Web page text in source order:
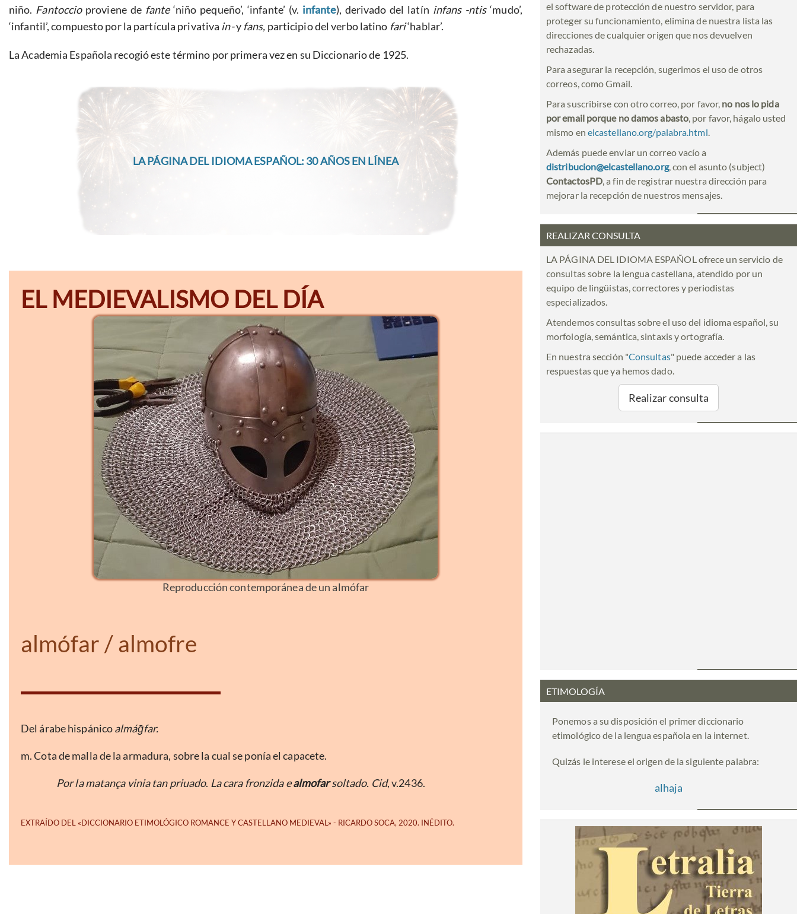
niño. Fantoccioproviene de fante‘niño pequeño’, ‘infante’ (v. infante), derivado del latín infans -ntis‘mudo’,
‘infantil’, compuesto por la partícula privativa in-y fans, participio del verbo latino fari‘hablar’.
La Academia Española recogió este término por primera vez en su Diccionario de 1925.
LA PÁGINA DEL IDIOMA ESPAÑOL: 30 AÑOS EN LÍNEA
EL MEDIEVALISMO DEL DÍA
Reproducción contemporánea de un almófar
almófar / almofre
Del árabe hispánicoalmáḡfar.
m. Cota de malla de la armadura, sobre la cual se ponía el capacete.
Por la matança vinia tan priuado. La cara fronzida ealmofarsoltado. Cid, v.2436.
el software de protección de nuestro servidor, para
proteger su funcionamiento, elimina de nuestra lista las
direcciones de cualquier origen que nos devuelven
rechazadas.
Para asegurar la recepción, sugerimos el uso de otros
correos, como Gmail.
Para suscribirse con otro correo, por favor, no nos lo pida
por email porque no damos abasto, por favor, hágalo usted
mismo en elcastellano.org/palabra.html.
Además puede enviar un correo vacío a
distribucion@elcastellano.org, con el asunto (subject)
ContactosPD, a fin de registrar nuestra dirección para
mejorar la recepción de nuestros mensajes.
REALIZAR CONSULTA
LA PÁGINA DEL IDIOMA ESPAÑOL ofrece un servicio de
consultas sobre la lengua castellana, atendido por un
equipo de lingüistas, correctores y periodistas
especializados.
Atendemos consultas sobre el uso del idioma español, su
morfología, semántica, sintaxis y ortografía.
En nuestra sección "Consultas" puede acceder a las
respuestas que ya hemos dado.
Realizar consulta
ETIMOLOGÍA
Ponemos a su disposición el primer diccionario
etimológico de la lengua española en la internet.
Quizás le interese el origen de la siguiente palabra:
alhaja